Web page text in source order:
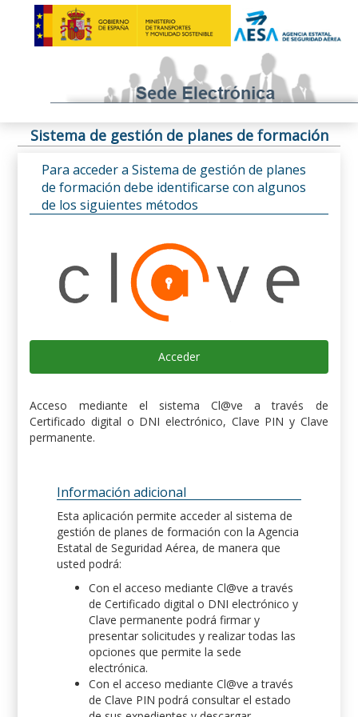
Sistema de gestión de planes de formación
Para acceder a Sistema de gestión de planes
de formación debe identificarse con algunos
de los siguientes métodos
Acceder
Acceso mediante el sistema Cl@ve a través de
Certificado digital o DNI electrónico, Clave PIN y Clave
permanente.
Información adicional
Esta aplicación permite acceder al sistema de
gestión de planes de formación con la Agencia
Estatal de Seguridad Aérea, de manera que
usted podrá:
Con el acceso mediante Cl@ve a través
de Certificado digital o DNI electrónico y
Clave permanente podrá firmar y
presentar solicitudes y realizar todas las
opciones que permite la sede
electrónica.
Con el acceso mediante Cl@ve a través
de Clave PIN podrá consultar el estado